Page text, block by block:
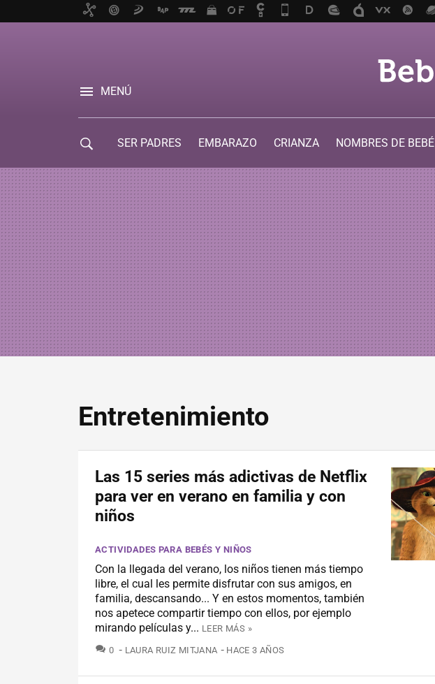
MENÚ
SER PADRES EMBARAZO CRIANZA NOMBRES DE BEBÉ
Entretenimiento
Las 15 series más adictivas de Netflix
para ver en verano en familia y con
niños
ACTIVIDADES PARA BEBÉS Y NIÑOS
Con la llegada del verano, los niños tienen más tiempo
libre, el cual les permite disfrutar con sus amigos, en
familia, descansando... Y en estos momentos, también
nos apetece compartir tiempo con ellos, por ejemplo
mirando películas y... LEER MÁS »
0 COMENTARIOS
LAURA RUIZ MITJANA HACE 3 AÑOS